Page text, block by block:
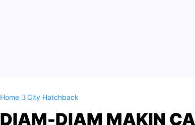
Home City Hatchback
DIAM-DIAM MAKIN